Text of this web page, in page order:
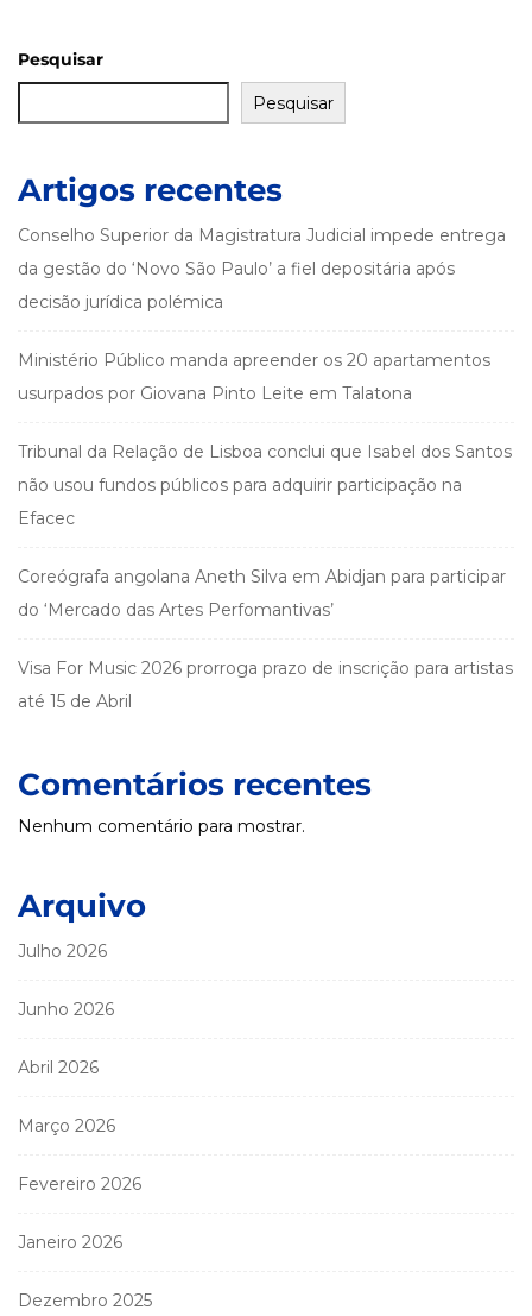
Pesquisar
Pesquisar
Artigos recentes
Conselho Superior da Magistratura Judicial impede entrega
da gestão do ‘Novo São Paulo’ a fiel depositária após
decisão jurídica polémica
Ministério Público manda apreender os 20 apartamentos
usurpados por Giovana Pinto Leite em Talatona
Tribunal da Relação de Lisboa conclui que Isabel dos Santos
não usou fundos públicos para adquirir participação na
Efacec
Coreógrafa angolana Aneth Silva em Abidjan para participar
do ‘Mercado das Artes Perfomantivas’
Visa For Music 2026 prorroga prazo de inscrição para artistas
até 15 de Abril
Comentários recentes
Nenhum comentário para mostrar.
Arquivo
Julho 2026
Junho 2026
Abril 2026
Março 2026
Fevereiro 2026
Janeiro 2026
Dezembro 2025